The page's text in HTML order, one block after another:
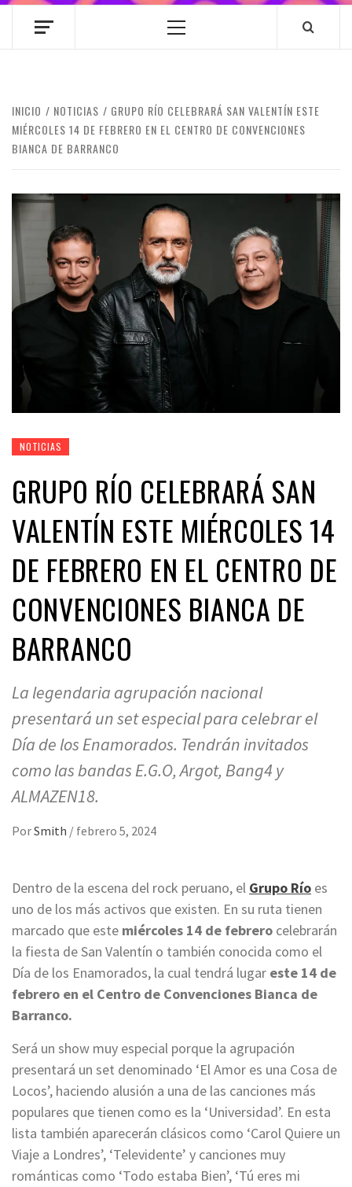
Menú
INICIO NOTICIAS
GRUPO RÍO CELEBRARÁ SAN VALENTÍN ESTE
MIÉRCOLES 14 DE FEBRERO EN EL CENTRO DE CONVENCIONES
BIANCA DE BARRANCO
NOTICIAS
GRUPO RÍO CELEBRARÁ SAN
VALENTÍN ESTE MIÉRCOLES 14
DE FEBRERO EN EL CENTRO DE
CONVENCIONES BIANCA DE
BARRANCO
La legendaria agrupación nacional
presentará un set especial para celebrar el
Día de los Enamorados. Tendrán invitados
como las bandas E.G.O, Argot, Bang4 y
ALMAZEN18.
PorSmith / febrero 5, 2024
Dentro de la escena del rock peruano, el Grupo Río es
uno de los más activos que existen. En su ruta tienen
marcado que este miércoles 14 de febrero celebrarán
la fiesta de San Valentín o también conocida como el
Día de los Enamorados, la cual tendrá lugar este 14 de
febrero en el Centro de Convenciones Bianca de
Barranco.
Será un show muy especial porque la agrupación
presentará un set denominado ‘El Amor es una Cosa de
Locos’, haciendo alusión a una de las canciones más
populares que tienen como es la ‘Universidad’. En esta
lista también aparecerán clásicos como ‘Carol Quiere un
Viaje a Londres’, ‘Televidente’ y canciones muy
románticas como ‘Todo estaba Bien’, ‘Tú eres mi